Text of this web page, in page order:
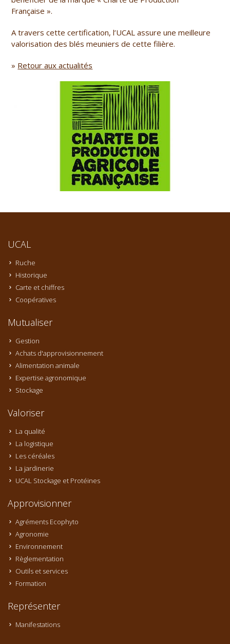
Française ».
A travers cette certification, l’UCAL assure une meilleure
valorisation des blés meuniers de cette filière.
» Retour aux actualités
UCAL
Ruche
Historique
Carte et chiffres
Coopératives
Mutualiser
Gestion
Achats d'approvisionnement
Alimentation animale
Expertise agronomique
Stockage
Valoriser
La qualité
La logistique
Les céréales
La jardinerie
UCAL Stockage et Protéines
Approvisionner
Agréments Ecophyto
Agronomie
Environnement
Règlementation
Outils et services
Formation
Représenter
Manifestations